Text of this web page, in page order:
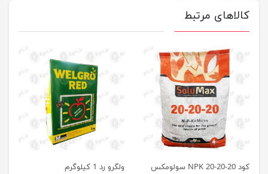
کالاهای مرتبط
کود NPK 20-20-20 سولومکس
ولگرو رد 1 کیلوگرم